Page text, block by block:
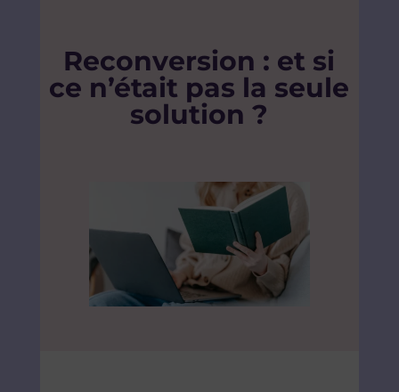
Reconversion : et si
ce n’était pas la seule
solution ?